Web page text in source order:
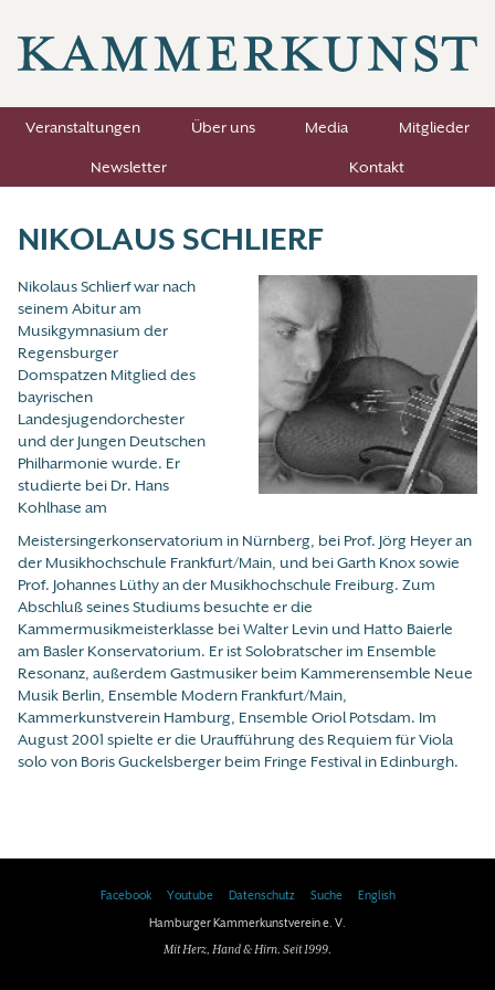
Veranstaltungen Über uns Media
Mitglieder
Newsletter
Kontakt
NIKOLAUS SCHLIERF
Nikolaus Schlierf war nach
seinem Abitur am
Musikgymnasium der
Regensburger
Domspatzen Mitglied des
bayrischen
Landesjugendorchester
und der Jungen Deutschen
Philharmonie wurde. Er
studierte bei Dr. Hans
Kohlhase am
Meistersingerkonservatorium in Nürnberg, bei Prof. Jörg Heyer an
der Musikhochschule Frankfurt/Main, und bei Garth Knox sowie
Prof. Johannes Lüthy an der Musikhochschule Freiburg. Zum
Abschluß seines Studiums besuchte er die
Kammermusikmeisterklasse bei Walter Levin und Hatto Baierle
am Basler Konservatorium. Er ist Solobratscher im Ensemble
Resonanz, außerdem Gastmusiker beim Kammerensemble Neue
Musik Berlin, Ensemble Modern Frankfurt/Main,
Kammerkunstverein Hamburg, Ensemble Oriol Potsdam. Im
August 2001 spielte er die Uraufführung des Requiem für Viola
solo von Boris Guckelsberger beim Fringe Festival in Edinburgh.
Facebook Youtube Datenschutz Suche
English
Hamburger Kammerkunstverein e. V.
Mit Herz, Hand & Hirn. Seit 1999.